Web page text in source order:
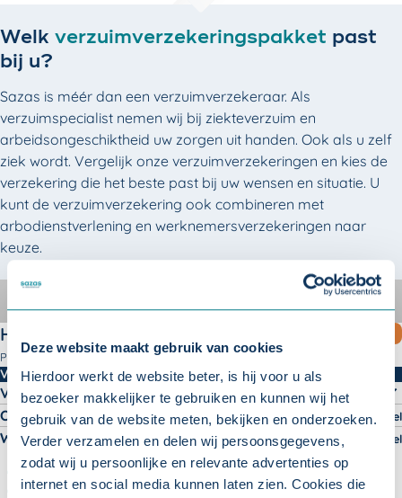
Deze website maakt gebruik van cookies
Hierdoor werkt de website beter, is hij voor u als
bezoeker makkelijker te gebruiken en kunnen wij het
gebruik van de website meten, bekijken en onderzoeken.
Verder verzamelen en delen wij persoonsgegevens,
zodat wij u persoonlijke en relevante advertenties op
internet en social media kunnen laten zien. Cookies die
Welk verzuimverzekeringspakket past
bij u?
Sazas is méér dan een verzuimverzekeraar. Als
verzuimspecialist nemen wij bij ziekteverzuim en
arbeidsongeschiktheid uw zorgen uit handen. Ook als u zelf
ziek wordt. Vergelijk onze verzuimverzekeringen en kies de
verzekering die het beste past bij uw wensen en situatie. U
kunt de verzuimverzekering ook combineren met
arbodienstverlening en werknemersverzekeringen naar
keuze.
Compleet
HandenVrij MKB
verzuimontzorg
HandenVrij Compleet
Pakket
HandenVrij Compleet -
Verzekeringen
Verzuimverzekering
Ongevallenverzekering
Optioneel
Werknemersverzekering Optioneel
PLUS-verzekering (agrarisch/groen)
Inkomen Gezond Verzekering